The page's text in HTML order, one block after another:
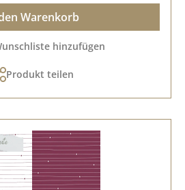
Warenkorb
hinzufügen
Produkt teilen